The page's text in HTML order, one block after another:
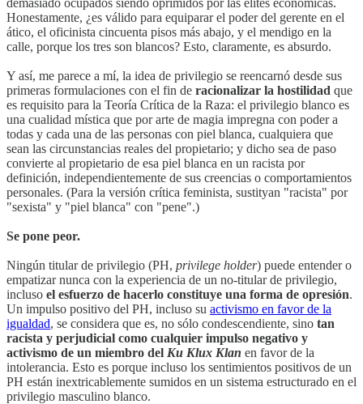
Honestamente, ¿es válido para equiparar el poder del gerente en el
ático, el oficinista cincuenta pisos más abajo, y el mendigo en la
calle, porque los tres son blancos? Esto, claramente, es absurdo.
Y así, me parece a mí, la idea de privilegio se reencarnó desde sus
primeras formulaciones con el fin de racionalizar la hostilidad que
es requisito para la Teoría Crítica de la Raza: el privilegio blanco es
una cualidad mística que por arte de magia impregna con poder a
todas y cada una de las personas con piel blanca, cualquiera que
sean las circunstancias reales del propietario; y dicho sea de paso
convierte al propietario de esa piel blanca en un racista por
definición, independientemente de sus creencias o comportamientos
personales. (Para la versión crítica feminista, sustityan "racista" por
"sexista" y "piel blanca" con "pene".)
Se pone peor.
Ningún titular de privilegio (PH, privilege holder) puede entender o
empatizar nunca con la experiencia de un no-titular de privilegio,
incluso el esfuerzo de hacerlo constituye una forma de opresión.
Un impulso positivo del PH, incluso su activismo en favor de la
igualdad, se considera que es, no sólo condescendiente, sino tan
racista y perjudicial como cualquier impulso negativo y
activismo de un miembro del Ku Klux Klan en favor de la
intolerancia. Esto es porque incluso los sentimientos positivos de un
PH están inextricablemente sumidos en un sistema estructurado en el
privilegio masculino blanco.